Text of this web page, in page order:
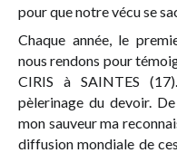
pour que notre vécu se
Chaque année, le
nous rendons pour
CIRIS à SAINTES
pèlerinage du devoir.
mon sauveur ma
diffusion mondiale de